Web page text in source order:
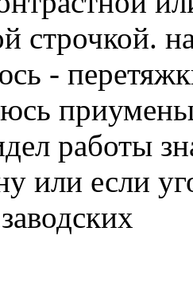
строчкой.
-
работы
или если